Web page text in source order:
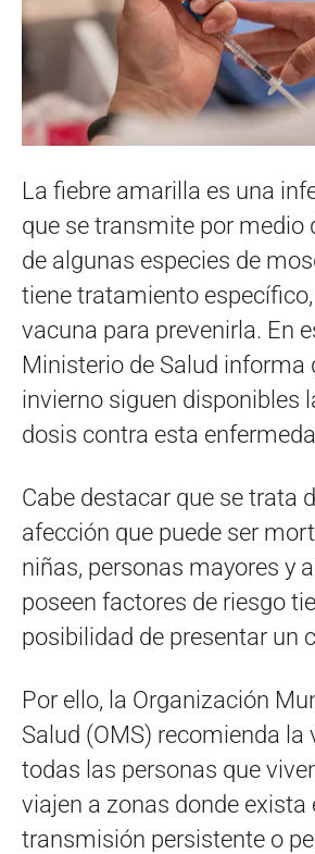
La fiebre amarilla es una
que se transmite por medio
de algunas especies de
tiene tratamiento
vacuna para prevenirla. En
Ministerio de Salud informa
invierno siguen disponibles
dosis contra esta
Cabe destacar que se trata
afección que puede ser
niñas, personas mayores y
poseen factores de riesgo
posibilidad de presentar un
Por ello, la Organización
Salud (OMS) recomienda la
todas las personas que
viajen a zonas donde exista
transmisión persistente o